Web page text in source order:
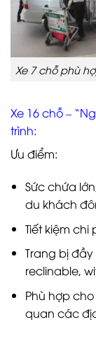
Xe 7 chỗ phù
Xe 16 chỗ –
trình:
Ưu điểm:
Sức chứa
du khách
Tiết kiệm chi
Trang bị
reclinable,
Phù hợp
quan các